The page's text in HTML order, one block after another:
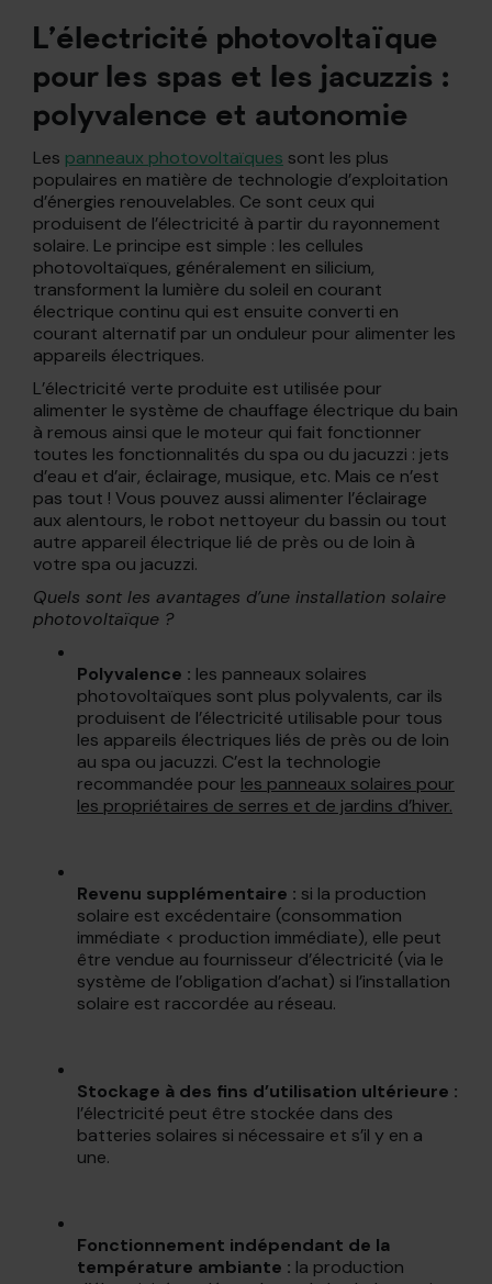
L’électricité photovoltaïque
pour les spas et les jacuzzis :
polyvalence et autonomie
Les panneaux photovoltaïques sont les plus
populaires en matière de technologie d’exploitation
d’énergies renouvelables. Ce sont ceux qui
produisent de l’électricité à partir du rayonnement
solaire. Le principe est simple : les cellules
photovoltaïques, généralement en silicium,
transforment la lumière du soleil en courant
électrique continu qui est ensuite converti en
courant alternatif par un onduleur pour alimenter les
appareils électriques.
L’électricité verte produite est utilisée pour
alimenter le système de chauffage électrique du bain
à remous ainsi que le moteur qui fait fonctionner
toutes les fonctionnalités du spa ou du jacuzzi : jets
d’eau et d’air, éclairage, musique, etc. Mais ce n’est
pas tout ! Vous pouvez aussi alimenter l’éclairage
aux alentours, le robot nettoyeur du bassin ou tout
autre appareil électrique lié de près ou de loin à
votre spa ou jacuzzi.
Quels sont les avantages d’une installation solaire
photovoltaïque ?
Polyvalence : les panneaux solaires
photovoltaïques sont plus polyvalents, car ils
produisent de l’électricité utilisable pour tous
les appareils électriques liés de près ou de loin
au spa ou jacuzzi. C’est la technologie
recommandée pour les panneaux solaires pour
les propriétaires de serres et de jardins d’hiver.
Revenu supplémentaire : si la production
solaire est excédentaire (consommation
immédiate < production immédiate), elle peut
être vendue au fournisseur d’électricité (via le
système de l’obligation d’achat) si l’installation
solaire est raccordée au réseau.
Stockage à des fins d’utilisation ultérieure :
l’électricité peut être stockée dans des
batteries solaires si nécessaire et s’il y en a
une.
Fonctionnement indépendant de la
température ambiante : la production